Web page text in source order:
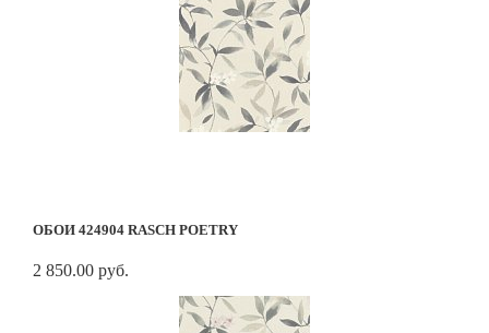
ОБОИ 424904 RASCH POETRY
2 850.00 руб.